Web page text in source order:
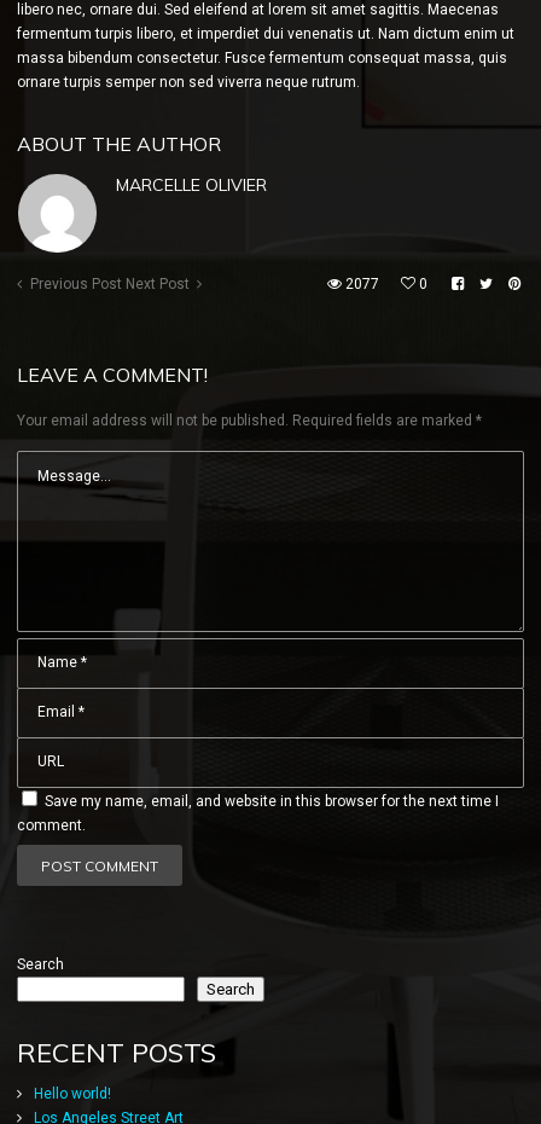
libero nec, ornare dui. Sed eleifend at lorem sit amet sagittis. Maecenas
fermentum turpis libero, et imperdiet dui venenatis ut. Nam dictum enim ut
massa bibendum consectetur. Fusce fermentum consequat massa, quis
ornare turpis semper non sed viverra neque rutrum.
ABOUT THE AUTHOR
MARCELLE OLIVIER
Previous Post Next Post 2077 0
LEAVE A COMMENT!
Your email address will not be published. Required fields are marked *
Save my name, email, and website in this browser for the next time I
comment.
Search
Search
RECENT POSTS
Hello world!
Los Angeles Street Art